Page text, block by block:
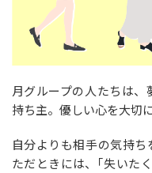
月グループの人たちは
持ち主。優しい心を大切
自分よりも相手の気持ち
ただときには、｢失いた